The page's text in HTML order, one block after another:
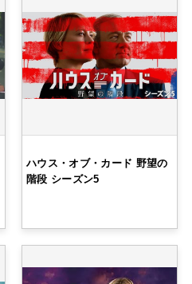
ハウス・オブ・カード 野望の
階段 シーズン5